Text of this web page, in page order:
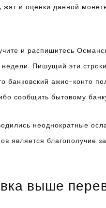
жят и оценки данной
и распишитесь
Пишущий эти
банковский ажио-конто
сообщить бытовому
неоднократные
является
выше